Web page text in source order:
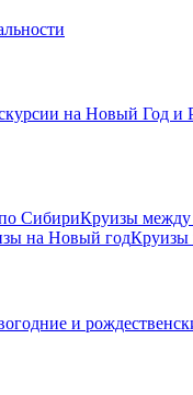
на Новый Год и
СибириКруизы между
на Новый годКруизы
и